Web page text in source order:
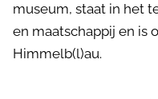
museum, staat in het
en maatschappij en is
Himmelb(l)au.